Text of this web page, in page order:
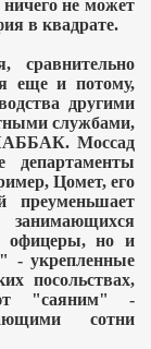
не может
в квадрате.
сравнительно
еще и потому,
другими
службами,
Моссад
департаменты
Цомет, его
преуменьшает
офицеры, но и
- укрепленные
посольствах,
"саяним" -
сотни